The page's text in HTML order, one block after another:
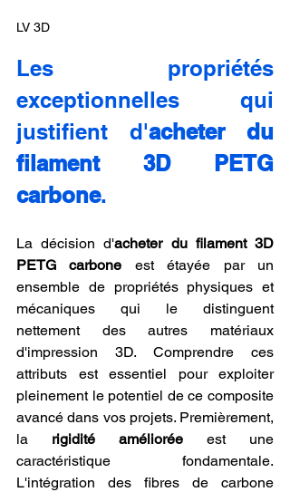
LV 3D
Les propriétés
exceptionnelles qui
justifient d'acheter du
filament 3D PETG
carbone.
La décision d'acheter du filament 3D
PETG carbone est étayée par un
ensemble de propriétés physiques et
mécaniques qui le distinguent
nettement des autres matériaux
d'impression 3D. Comprendre ces
attributs est essentiel pour exploiter
pleinement le potentiel de ce composite
avancé dans vos projets. Premièrement,
la rigidité améliorée est une
caractéristique fondamentale.
L'intégration des fibres de carbone